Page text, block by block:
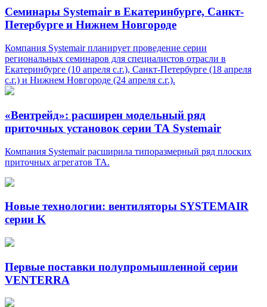
Семинары Systemair в Екатеринбурге, Санкт-
Петербурге и Нижнем Новгороде
Компания Systemair планирует проведение серии
региональных семинаров для специалистов отрасли в
Екатеринбурге (10 апреля с.г.), Санкт-Петербурге (18 апреля
с.г.) и Нижнем Новгороде (24 апреля с.г.).
«Вентрейд»: расширен модельный ряд
приточных установок серии ТА Systemair
Компания Systemair расширила типоразмерный ряд плоских
приточных агрегатов ТА.
Новые технологии: вентиляторы SYSTEMAIR
серии K
Первые поставки полупромышленной серии
VENTERRA